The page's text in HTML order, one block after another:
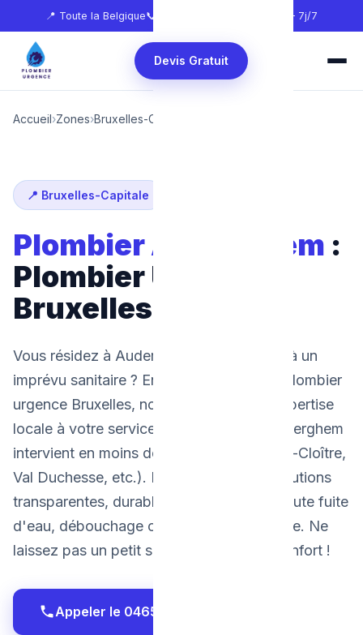
📍 Toute la Belgique📞 🕐 24h/24 — 7j/7
Devis Gratuit
Accueil›Zones›Bruxelles-Capitale
📍 Bruxelles-Capitale
Plombier Auderghem :
Plombier Urgence
Bruxelles
Vous résidez à Auderghem et faites face à un
imprévu sanitaire ? En tant que véritable plombier
urgence Bruxelles, nous mettons notre expertise
locale à votre service. Votre plombier Auderghem
intervient en moins de 30 minutes (Rouge-Cloître,
Val Duchesse, etc.). Nous offrons des solutions
transparentes, durables et rapides pour toute fuite
d'eau, débouchage ou panne de chaudière. Ne
laissez pas un petit souci gâcher votre confort !
Appeler le 0465 68 51 58